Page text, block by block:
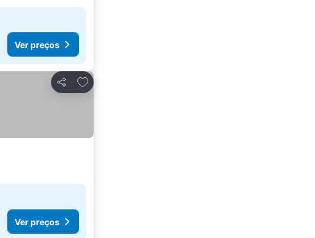
Ver preços
Partilhar
Adicionar aos favoritos
Ver preços